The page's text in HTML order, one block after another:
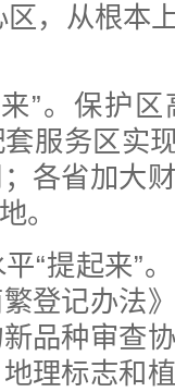
，从根本
”。保护区
服务区实
各省加大
。
“提起来”
登记办法
品种审查
理标志和